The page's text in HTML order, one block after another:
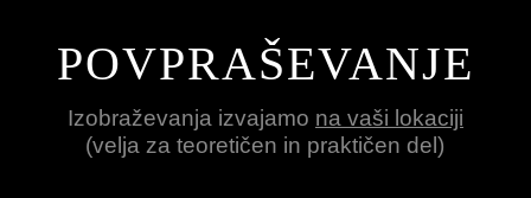
POVPRAŠEVANJE
Izobraževanja izvajamo na vaši lokaciji
(velja za teoretičen in praktičen del)